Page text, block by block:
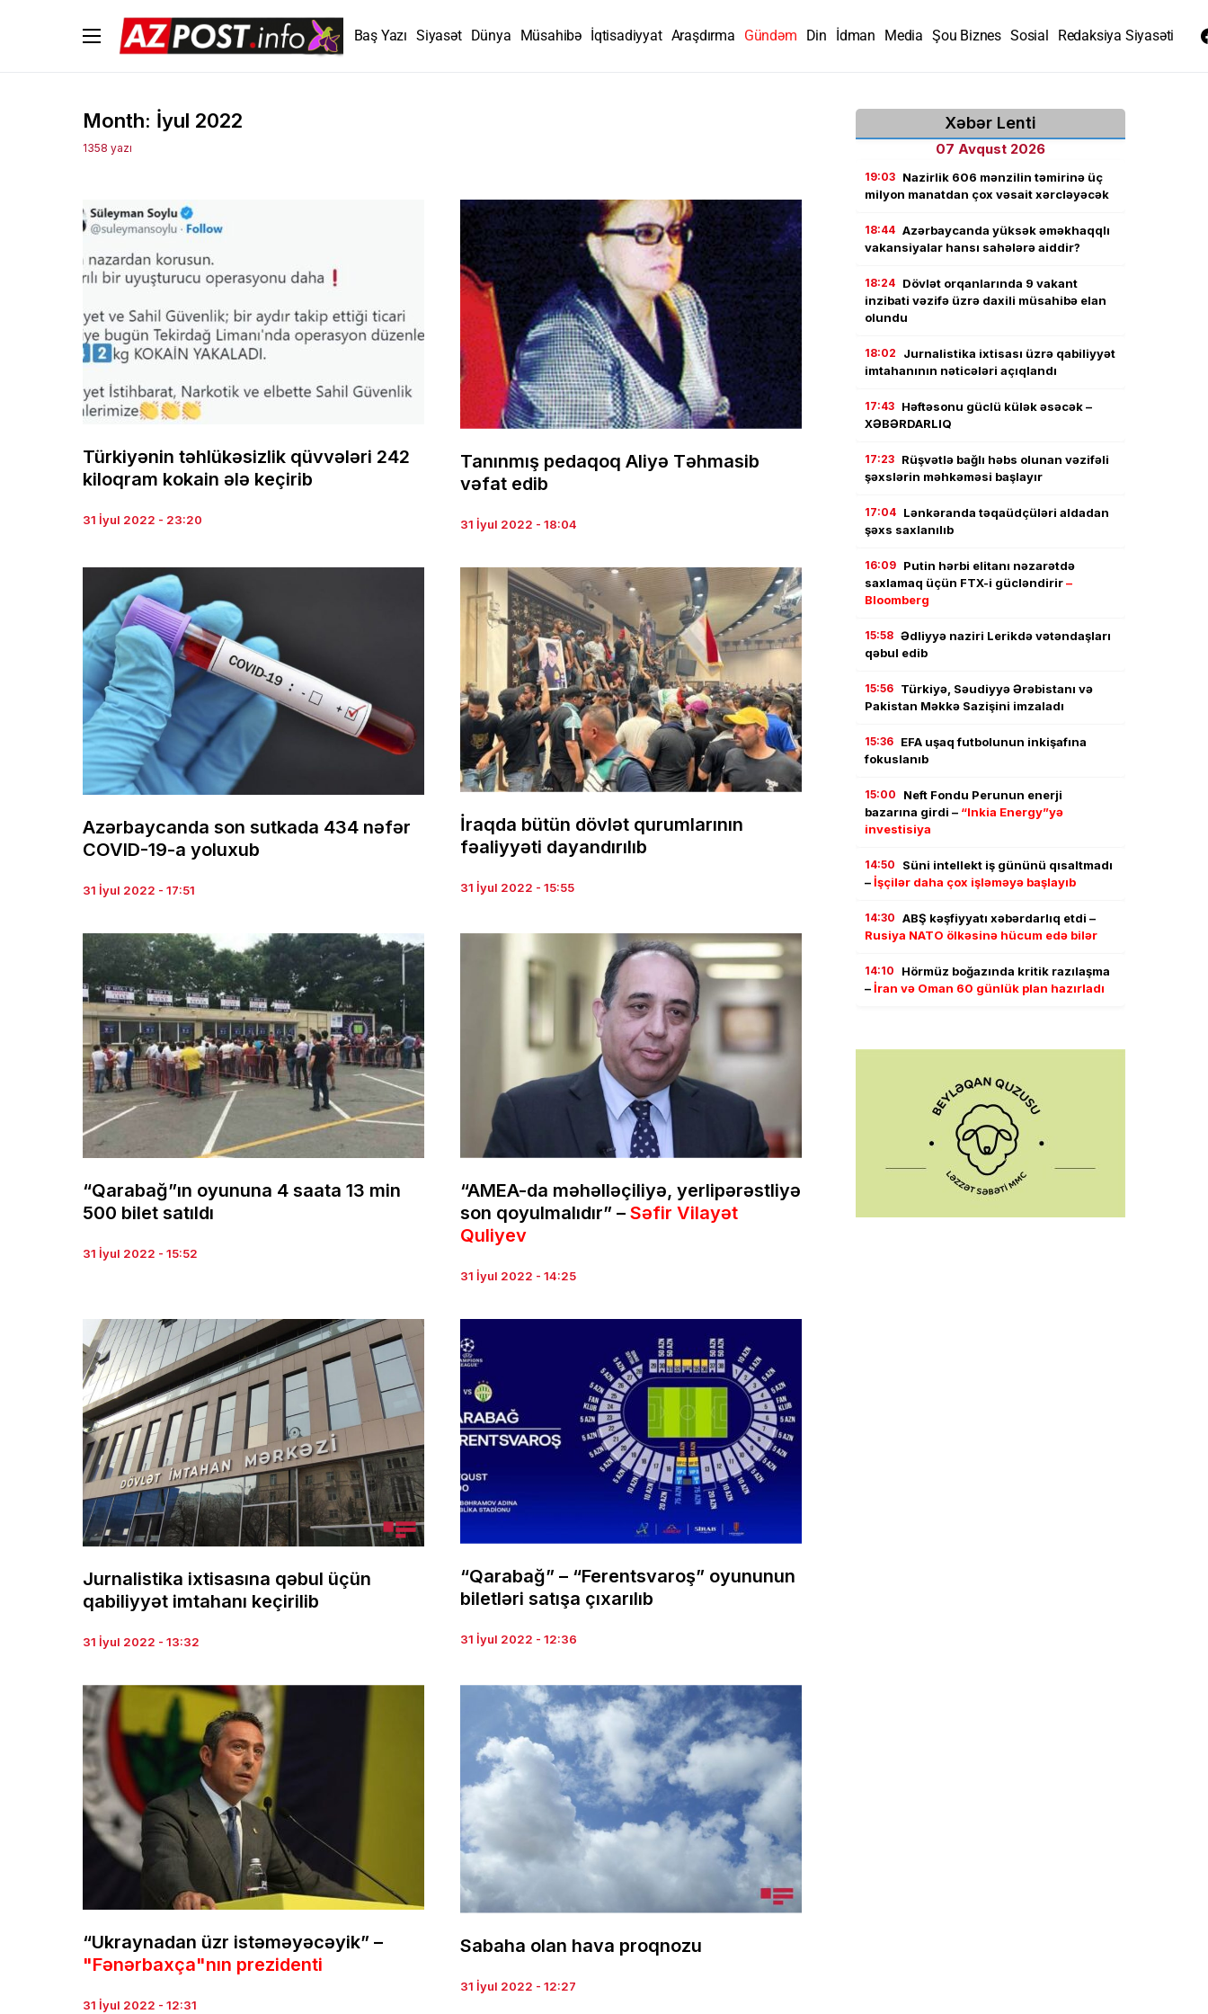
Baş Yazı Siyasət Dünya Müsahibə İqtisadiyyat Araşdırma Gündəm Din İdman Media Şou Biznes Sosial Redaksiya Siyasəti
Month: İyul 2022
1358 yazı
Türkiyənin təhlükəsizlik qüvvələri 242
kiloqram kokain ələ keçirib
31 İyul 2022 - 23:20
Tanınmış pedaqoq Aliyə Təhmasib
vəfat edib
31 İyul 2022 - 18:04
Azərbaycanda son sutkada 434 nəfər
COVID-19-a yoluxub
31 İyul 2022 - 17:51
İraqda bütün dövlət qurumlarının
fəaliyyəti dayandırılıb
31 İyul 2022 - 15:55
“Qarabağ”ın oyununa 4 saata 13 min
500 bilet satıldı
31 İyul 2022 - 15:52
“AMEA-da məhəlləçiliyə, yerlipərəstliyə
son qoyulmalıdır” – Səfir Vilayət
Quliyev
31 İyul 2022 - 14:25
Jurnalistika ixtisasına qəbul üçün
qabiliyyət imtahanı keçirilib
31 İyul 2022 - 13:32
“Qarabağ” – “Ferentsvaroş” oyununun
biletləri satışa çıxarılıb
31 İyul 2022 - 12:36
“Ukraynadan üzr istəməyəcəyik” –
"Fənərbaxça"nın prezidenti
31 İyul 2022 - 12:31
Sabaha olan hava proqnozu
31 İyul 2022 - 12:27
Xəbər Lenti
07 Avqust 2026
19:03 Nazirlik 606 mənzilin təmirinə üç
milyon manatdan çox vəsait xərcləyəcək
18:44 Azərbaycanda yüksək əməkhaqqlı
vakansiyalar hansı sahələrə aiddir?
18:24 Dövlət orqanlarında 9 vakant
inzibati vəzifə üzrə daxili müsahibə elan
olundu
18:02
Jurnalistika ixtisası üzrə qabiliyyət
imtahanının nəticələri açıqlandı
17:43 Həftəsonu güclü külək əsəcək –
XƏBƏRDARLIQ
17:23 Rüşvətlə bağlı həbs olunan vəzifəli
şəxslərin məhkəməsi başlayır
17:04 Lənkəranda təqaüdçüləri aldadan
şəxs saxlanılıb
16:09 Putin hərbi elitanı nəzarətdə
saxlamaq üçün FTX-i gücləndirir–
Bloomberg
15:58 Ədliyyə naziri Lerikdə vətəndaşları
qəbul edib
15:56 Türkiyə, Səudiyyə Ərəbistanı və
Pakistan Məkkə Sazişini imzaladı
15:36 EFA uşaq futbolunun inkişafına
fokuslanıb
15:00
Neft Fondu Perunun enerji
bazarına girdi – “Inkia Energy”yə
investisiya
14:50
Süni intellekt iş gününü qısaltmadı
–İşçilər daha çox işləməyə başlayıb
14:30 ABŞ kəşfiyyatı xəbərdarlıq etdi –
Rusiya NATO ölkəsinə hücum edə bilər
14:10
Hörmüz boğazında kritik razılaşma
–İran və Oman 60 günlük plan hazırladı